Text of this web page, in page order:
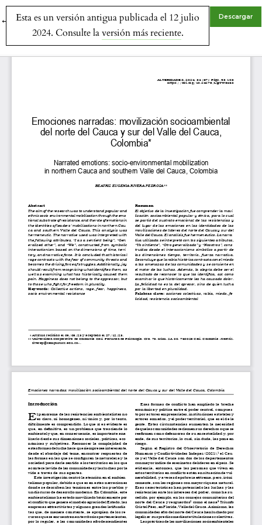
←
Volver a los detalles del artículo
Esta es un versión antigua publicada el 12 julio
2024. Consulte laversión más reciente.
Descargar